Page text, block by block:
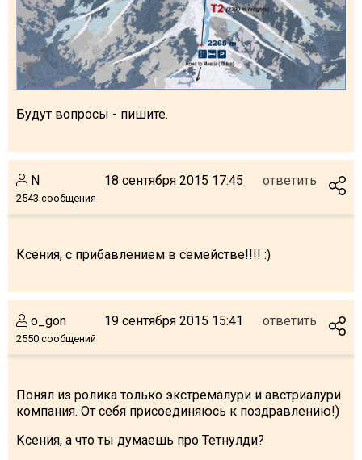
Будут вопросы - пишите.
N
2543 сообщения
18 сентября 2015 17:45 ответить
Ксения, с прибавлением в семействе!!!! :)
o_gon
2550 сообщений
19 сентября 2015 15:41 ответить
Понял из ролика только экстремалури и австриалури
компания. От себя присоединяюсь к поздравлению!)
Ксения, а что ты думаешь про Тетнулди?
Что пить?
Деньги
Мобильная связь
Галерея
Отчеты